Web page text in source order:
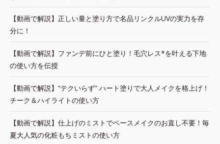
【動画で解説】正しい量と塗り方で名品リンクルUVの実力を存
分に！
【動画で解説】ファンデ前にひと塗り！毛穴レス*を叶える下地
の使い方を伝授
【動画で解説】“テクいらず” ハート塗りで大人メイクを格上げ！
チーク＆ハイライトの使い方
【動画で解説】仕上げのミストでベースメイクのお直し不要！毎
夏大人気の化粧もちミストの使い方